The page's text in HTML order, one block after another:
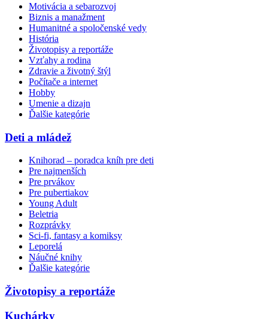
Motivácia a sebarozvoj
Biznis a manažment
Humanitné a spoločenské vedy
História
Životopisy a reportáže
Vzťahy a rodina
Zdravie a životný štýl
Počítače a internet
Hobby
Umenie a dizajn
Ďalšie kategórie
Deti a mládež
Knihorad – poradca kníh pre deti
Pre najmenších
Pre prvákov
Pre pubertiakov
Young Adult
Beletria
Rozprávky
Sci-fi, fantasy a komiksy
Leporelá
Náučné knihy
Ďalšie kategórie
Životopisy a reportáže
Kuchárky